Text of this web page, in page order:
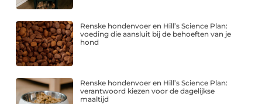
Renske hondenvoer en Hill’s Science Plan:
voeding die aansluit bij de behoeften van je
hond
Renske hondenvoer en Hill’s Science Plan:
verantwoord kiezen voor de dagelijkse
maaltijd